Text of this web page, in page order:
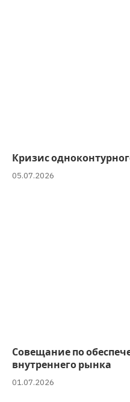
Кризис
05.07.2026
Совещание по
внутреннего рынка
01.07.2026